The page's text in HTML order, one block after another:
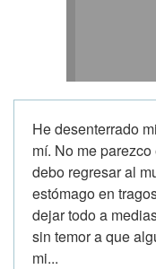
He desenterrado
mí. No me
debo regresar al
estómago en
dejar todo a
sin temor a que
mi...